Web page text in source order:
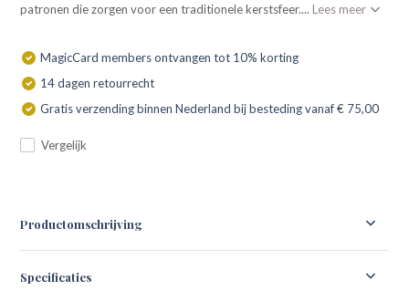
patronen die zorgen voor een traditionele kerstsfeer.... Lees meer
MagicCard members ontvangen tot 10% korting
14 dagen retourrecht
Gratis verzending binnen Nederland bij besteding vanaf € 75,00
Vergelijk
Productomschrijving
Specificaties